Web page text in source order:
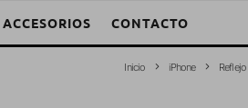
ACCESORIOS CONTACTO
Inicio iPhone